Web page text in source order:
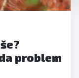
problem